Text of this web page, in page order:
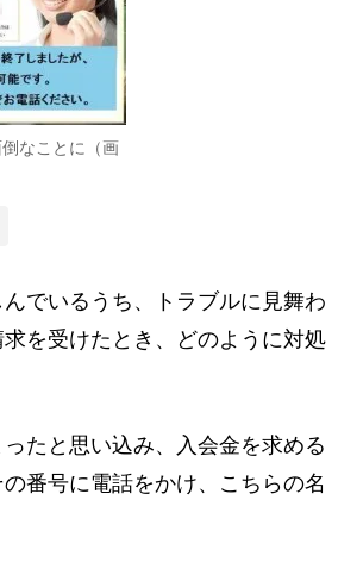
なことに（画
でいるうち、トラブルに見舞わ
を受けたとき、どのように対処
たと思い込み、入会金を求める
番号に電話をかけ、こちらの名